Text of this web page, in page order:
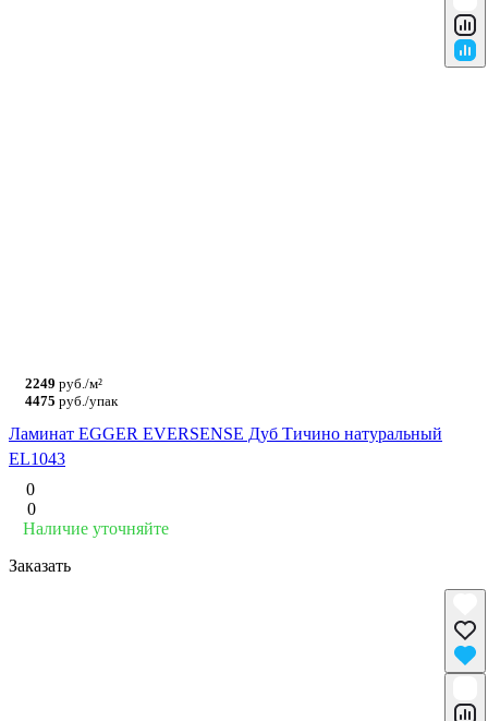
2249 руб./м²
4475 руб./упак
Ламинат EGGER EVERSENSE Дуб Тичино натуральный
EL1043
0
0
Наличие уточняйте
Заказать